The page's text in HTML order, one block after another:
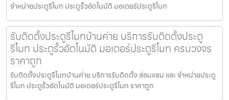
จำหน่ายประตูรีโมท ประตูรั้วอัตโนมัติ มอเตอร์ประตูรีโมท
รับติดตั้งประตูรีโมทบ้านค่าย บริการรับติดตั้งประตู
รีโมท ประตูรั้วอัตโนมัติ มอเตอร์ประตูรีโมท ครบวงจร
ราคาถูก
รับติดตั้งประตูรีโมทบ้านค่าย บริการรับติดตั้ง ซ่อมแซม และ จำหน่ายประตู
รีโมท ประตูรั้วอัตโนมัติ มอเตอร์ประตูรีโมท ราคาถูก